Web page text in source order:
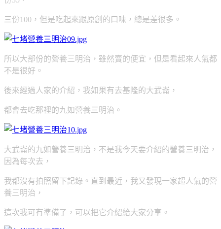
三份100，但是吃起來跟原創的口味，總是差很多。
所以大部份的營養三明治，雖然賣的便宜，但是看起來人氣都
不是很好。
後來經過人家的介紹，我如果有去基隆的大武崙，
都會去吃那裡的九如營養三明治。
大武崙的九如營養三明治，不是我今天要介紹的營養三明治，
因為每次去，
我都沒有拍照留下記錄。直到最近， 我又發現一家超人氣的營
養三明治，
這次我可有準備了，可以把它介紹給大家分享。